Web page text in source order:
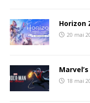
Horizon
20 mai
18 mai